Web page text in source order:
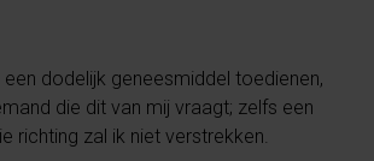
een dodelijk geneesmiddel toedienen,
die dit van mij vraagt; zelfs een
richting zal ik niet verstrekken.